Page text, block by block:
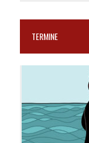
TERMINE